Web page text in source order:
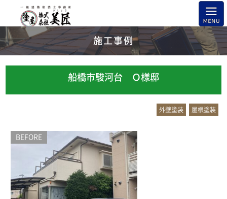
施工事例
船橋市駿河台 Ｏ様邸
外壁塗装 屋根塗装
BEFORE